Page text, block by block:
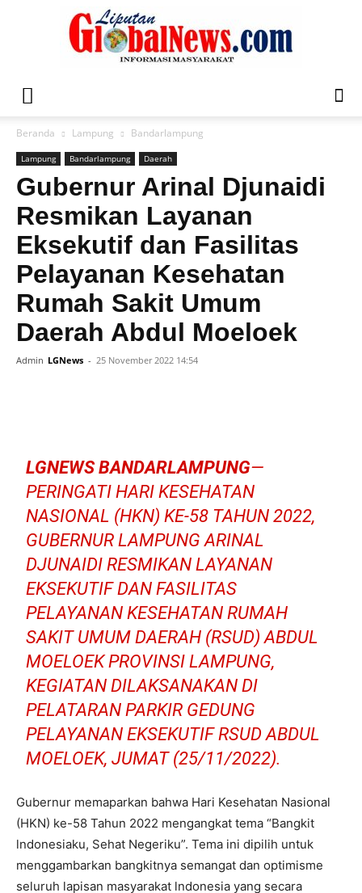
Global
News
Beranda Lampung Bandarlampung
Lampung Bandarlampung Daerah
Gubernur Arinal Djunaidi
Resmikan Layanan
Eksekutif dan Fasilitas
Pelayanan Kesehatan
Rumah Sakit Umum
Daerah Abdul Moeloek
Admin LGNews - 25 November 2022 14:54
LGNEWS BANDARLAMPUNG—
PERINGATI HARI KESEHATAN
NASIONAL (HKN) KE-58 TAHUN 2022,
GUBERNUR LAMPUNG ARINAL
DJUNAIDI RESMIKAN LAYANAN
EKSEKUTIF DAN FASILITAS
PELAYANAN KESEHATAN RUMAH
SAKIT UMUM DAERAH (RSUD) ABDUL
MOELOEK PROVINSI LAMPUNG,
KEGIATAN DILAKSANAKAN DI
PELATARAN PARKIR GEDUNG
PELAYANAN EKSEKUTIF RSUD ABDUL
MOELOEK, JUMAT (25/11/2022).
Gubernur memaparkan bahwa Hari Kesehatan Nasional
(HKN) ke-58 Tahun 2022 mengangkat tema “Bangkit
lndonesiaku, Sehat Negeriku”. Tema ini dipilih untuk
menggambarkan bangkitnya semangat dan optimisme
seluruh lapisan masyarakat lndonesia yang secara